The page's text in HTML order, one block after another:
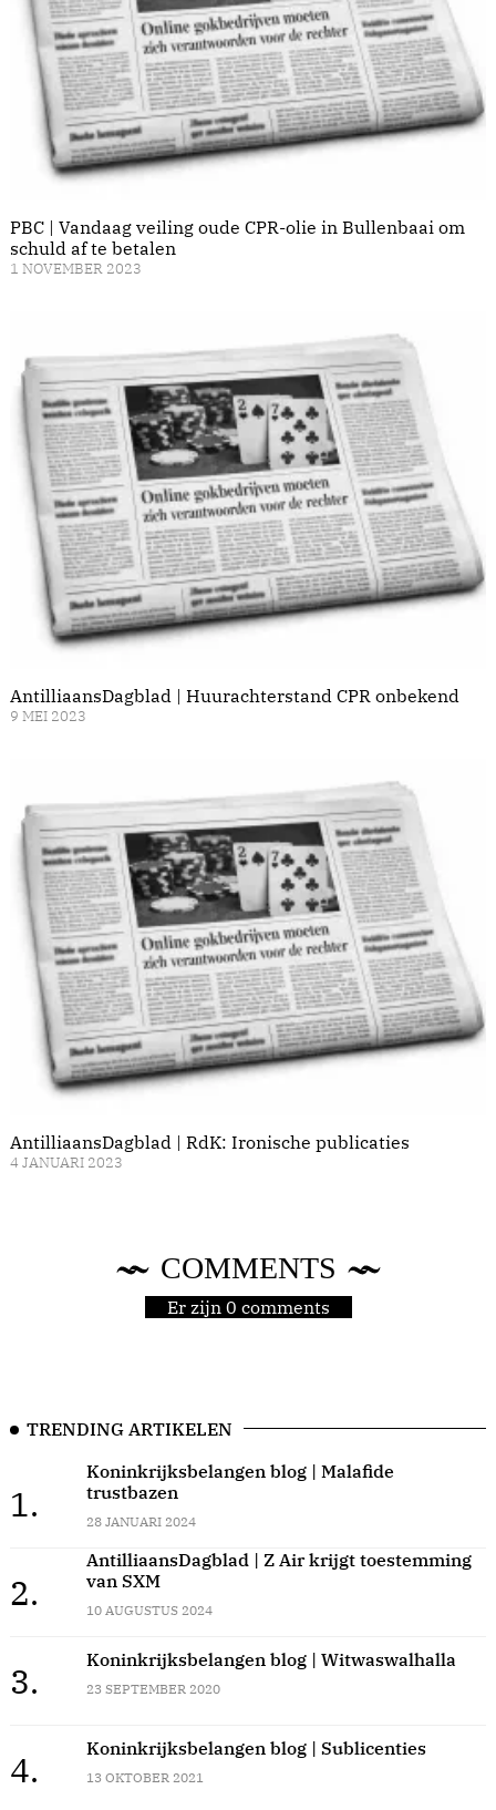
PBC | Vandaag veiling oude CPR-olie in Bullenbaai om
schuld af te betalen
1 NOVEMBER 2023
AntilliaansDagblad | Huurachterstand CPR onbekend
9 MEI 2023
AntilliaansDagblad | RdK: Ironische publicaties
4 JANUARI 2023
COMMENTS
Er zijn 0 comments
TRENDING ARTIKELEN
1.
Koninkrijksbelangen blog | Malafide
trustbazen
28 JANUARI 2024
2.
AntilliaansDagblad | Z Air krijgt toestemming
van SXM
10 AUGUSTUS 2024
3.
Koninkrijksbelangen blog | Witwaswalhalla
23 SEPTEMBER 2020
4.
Koninkrijksbelangen blog | Sublicenties
13 OKTOBER 2021